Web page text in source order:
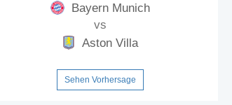
Bayern Munich
vs
Aston Villa
Sehen Vorhersage